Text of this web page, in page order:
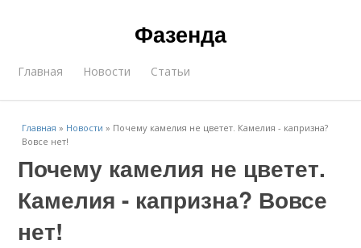
Фазенда
Главная Новости Статьи
Главная » Новости » Почему камелия не цветет. Камелия - капризна?
Вовсе нет!
Почему камелия не цветет.
Камелия - капризна? Вовсе
нет!